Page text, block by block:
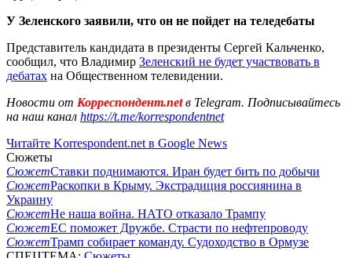
У Зеленского заявили, что он не пойдет на теледебаты
Представитель кандидата в президенты Сергей Кальченко,
сообщил, что Владимир Зеленский не будет участвовать в
дебатах на Общественном телевидении.
Новости от Корреспондент.netв Telegram. Подписывайтесь
на наш канал https://t.me/korrespondentnet
Читайте Korrespondent.net в Google News
Сюжеты
СюжетСтавки поднимаются. Иран будет бить по добычи
СюжетРаскопки в Крыму. Экстрадиция россиянина в
Украину
СюжетНе наша война. НАТО отказало Трампу
СюжетЕС поможет Дружбе. Страсти по нефтепроводу
СюжетТрамп собирает команду. Судоходство в Ормузе